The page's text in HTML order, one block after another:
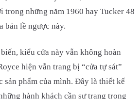
những năm 1960 hay Tucker 48
bản lề ngược này.
kiểu cửa này vẫn không hoàn
hiện vẫn trang bị “cửa tự sát”
sản phẩm của mình. Đây là thiết kế
hành khách cần sự trang trọng